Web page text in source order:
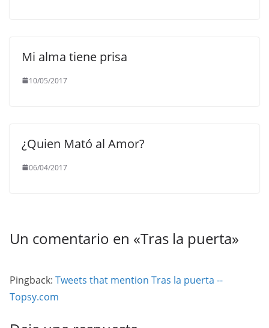
Mi alma tiene prisa
10/05/2017
¿Quien Mató al Amor?
06/04/2017
Un comentario en «Tras la puerta»
Pingback: Tweets that mention Tras la puerta --
Topsy.com